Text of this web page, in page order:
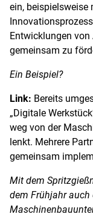
ein, beispielsweise
Entwicklungen
gemeinsam zu
Ein Beispiel?
Link: Bereits
„Digitale
weg von der
lenkt. Mehrere
gemeinsam
Mit dem
dem Frühjahr